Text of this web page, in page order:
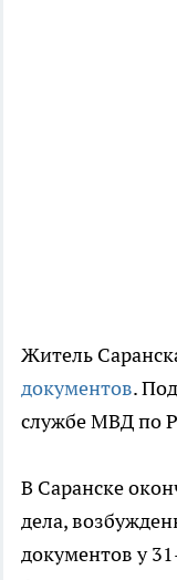
Житель
документов.
службе МВД по
В Саранске
дела,
документов у